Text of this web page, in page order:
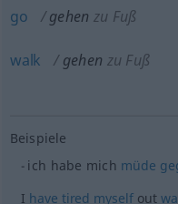
go gehen zu Fuß
walk gehen zu Fuß
Beispiele
ich habe mich müde
I have tired myselfout